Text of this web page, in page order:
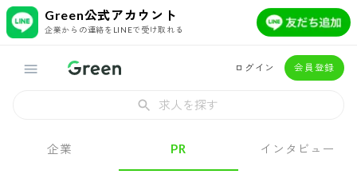
Green公式アカウント
企業からの連絡をLINEで受け取れる
ログイン 会員登録
求人を探す
企業 PR インタビュー